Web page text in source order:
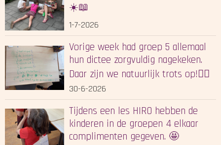
☀️📖
1-7-2026
Vorige week had groep 5 allemaal
hun dictee zorgvuldig nagekeken.
Daar zijn we natuurlijk trots op!✍🏻
30-6-2026
Tijdens een les HIRO hebben de
kinderen in de groepen 4 elkaar
complimenten gegeven. 🤩